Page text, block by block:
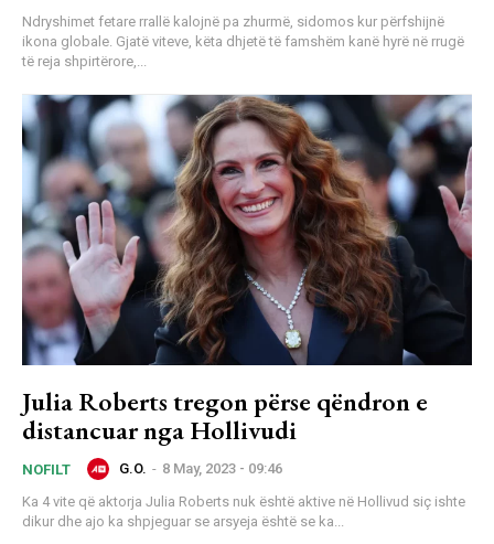
Ndryshimet fetare rrallë kalojnë pa zhurmë, sidomos kur përfshijnë
ikona globale. Gjatë viteve, këta dhjetë të famshëm kanë hyrë në rrugë
të reja shpirtërore,...
Julia Roberts tregon përse qëndron e
distancuar nga Hollivudi
NOFILT G.O. - 8 May, 2023 - 09:46
Ka 4 vite që aktorja Julia Roberts nuk është aktive në Hollivud siç ishte
dikur dhe ajo ka shpjeguar se arsyeja është se ka...